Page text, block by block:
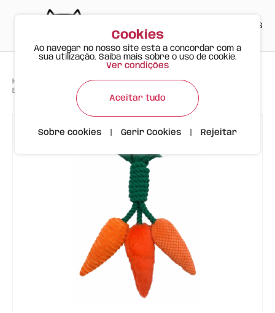
ES
Happy Meow Produtos > >
Brinquedo Interativo e Mordedor para cães - 3 Cenouras com Corda
Cookies
Ao navegar no nosso site está a concordar com a
sua utilização. Saiba mais sobre o uso de cookie.
Ver condições
Aceitar tudo
Sobre cookies Gerir Cookies Rejeitar